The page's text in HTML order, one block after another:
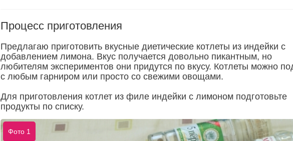
Процесс приготовления
Предлагаю приготовить вкусные диетические котлеты из индейки с
добавлением лимона. Вкус получается довольно пикантным, но
любителям экспериментов они придутся по вкусу. Котлеты можно
с любым гарниром или просто со свежими овощами.
Для приготовления котлет из филе индейки с лимоном подготовьте
продукты по списку.
Фото 1